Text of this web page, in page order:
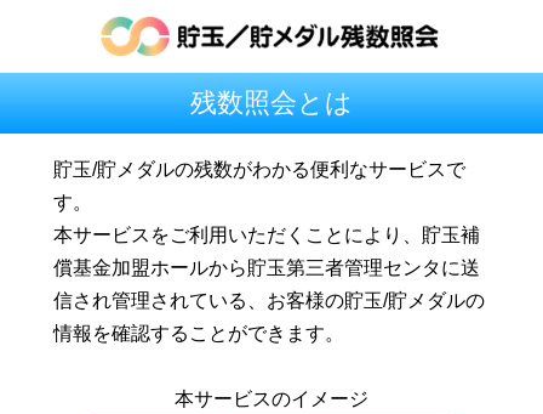
残数照会とは
貯玉/貯メダルの残数がわかる便利なサービスで
す。
本サービスをご利用いただくことにより、貯玉補
償基金加盟ホールから貯玉第三者管理センタに送
信され管理されている、お客様の貯玉/貯メダルの
情報を確認することができます。
本サービスのイメージ